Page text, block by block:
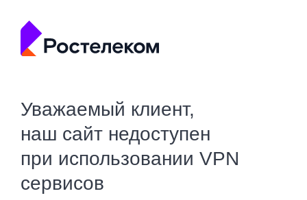
Уважаемый клиент,
наш сайт недоступен
при использовании VPN
сервисов